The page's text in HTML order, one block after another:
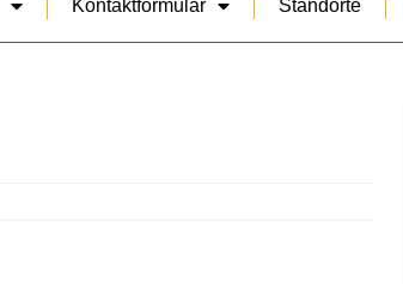
Kontaktformular Standorte